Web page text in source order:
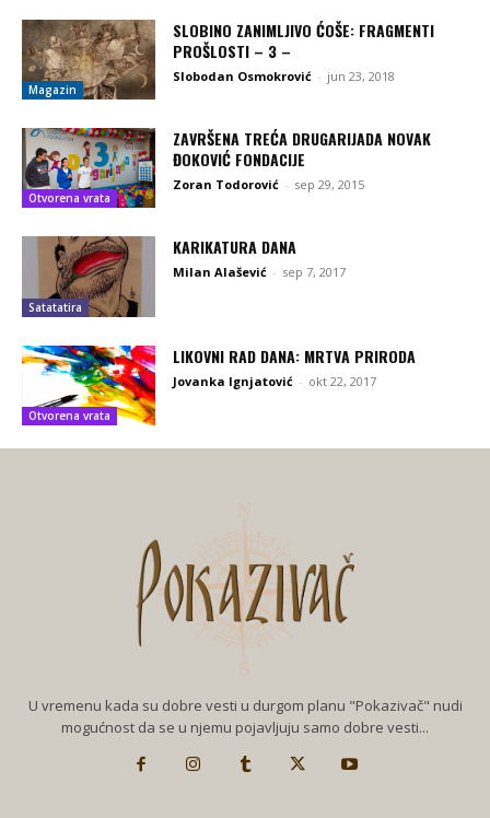
Magazin
SLOBINO ZANIMLJIVO ĆOŠE: FRAGMENTI
PROŠLOSTI – 3 –
Slobodan Osmokrović - jun 23, 2018
Otvorena vrata
ZAVRŠENA TREĆA DRUGARIJADA NOVAK
ĐOKOVIĆ FONDACIJE
Zoran Todorović - sep 29, 2015
Satatatira
KARIKATURA DANA
Milan Alašević - sep 7, 2017
Otvorena vrata
LIKOVNI RAD DANA: MRTVA PRIRODA
Jovanka Ignjatović - okt 22, 2017
U vremenu kada su dobre vesti u durgom planu "Pokazivač" nudi
mogućnost da se u njemu pojavljuju samo dobre vesti...